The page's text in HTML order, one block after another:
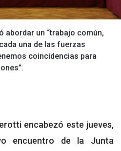
abordar un “trabajo común,
una de las fuerzas
coincidencias para
encabezó este jueves,
encuentro de la Junta